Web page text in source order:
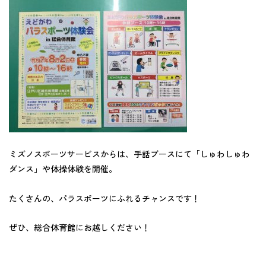
ミズノスポーツサービスからは、手話ブースにて「しゅわしゅわ
ダンス」や体操体験を開催。
たくさんの、パラスポーツにふれるチャンスです！
ぜひ、総合体育館にお越しください！